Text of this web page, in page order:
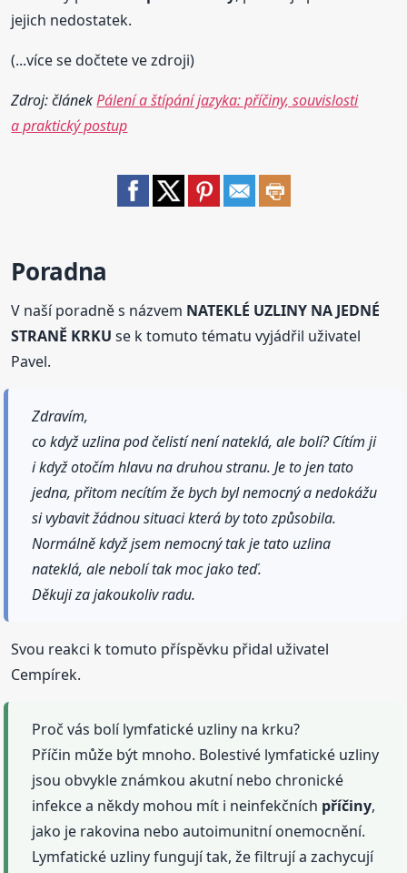
jejich nedostatek.
(...více se dočtete ve zdroji)
Zdroj: článekPálení a štípání jazyka: příčiny, souvislosti
a praktický postup
Poradna
V naší poradně s názvem NATEKLÉ UZLINY NA JEDNÉ
STRANĚ KRKU se k tomuto tématu vyjádřil uživatel
Pavel.
Zdravím,
co když uzlina pod čelistí není nateklá, ale bolí? Cítím ji
i když otočím hlavu na druhou stranu. Je to jen tato
jedna, přitom necítím že bych byl nemocný a nedokážu
si vybavit žádnou situaci která by toto způsobila.
Normálně když jsem nemocný tak je tato uzlina
nateklá, ale nebolí tak moc jako teď.
Děkuji za jakoukoliv radu.
Svou reakci k tomuto příspěvku přidal uživatel
Cempírek.
Proč vás bolí lymfatické uzliny na krku?
Příčin může být mnoho. Bolestivé lymfatické uzliny
jsou obvykle známkou akutní nebo chronické
infekce a někdy mohou mít i neinfekčních příčiny,
jako je rakovina nebo autoimunitní onemocnění.
Lymfatické uzliny fungují tak, že filtrují a zachycují